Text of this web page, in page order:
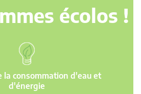
écolos !
la consommation d'eau et
d'énergie